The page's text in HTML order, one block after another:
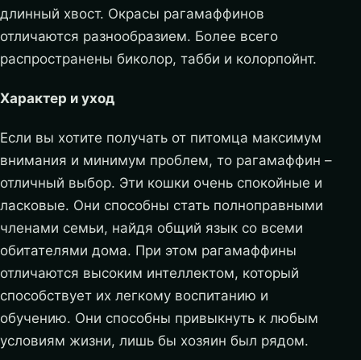
длинный хвост. Окрасы рагамаффинов
отличаются разнообразием. Более всего
распространены биколор, табби и колорпойнт.
Характер и уход
Если вы хотите получать от питомца максимум
внимания и минимум проблем, то рагамаффин –
отличный выбор. Эти кошки очень спокойные и
ласковые. Они способны стать полноправными
членами семьи, найдя общий язык со всеми
обитателями дома. При этом рагамаффины
отличаются высоким интеллектом, который
способствует их легкому воспитанию и
обучению. Они способны привыкнуть к любым
условиям жизни, лишь бы хозяин был рядом.